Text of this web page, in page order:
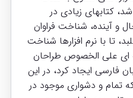
کتابهای زیادی در
آینده، شناخت فراوان
تا با نرم افزارها شناخت
ای علی الخصوص طراحان
فارسی ایجاد کرد، در این
تمام و دشواری موجود در